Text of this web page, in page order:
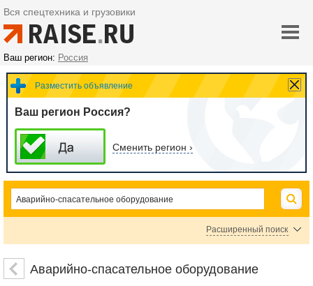
Вся спецтехника и грузовики
Ваш регион: Россия
Разместить объявление
Ваш регион Россия?
Сменить регион ›
Расширенный поиск
Средства спасения на воде
Аварийно-спасательное оборудование